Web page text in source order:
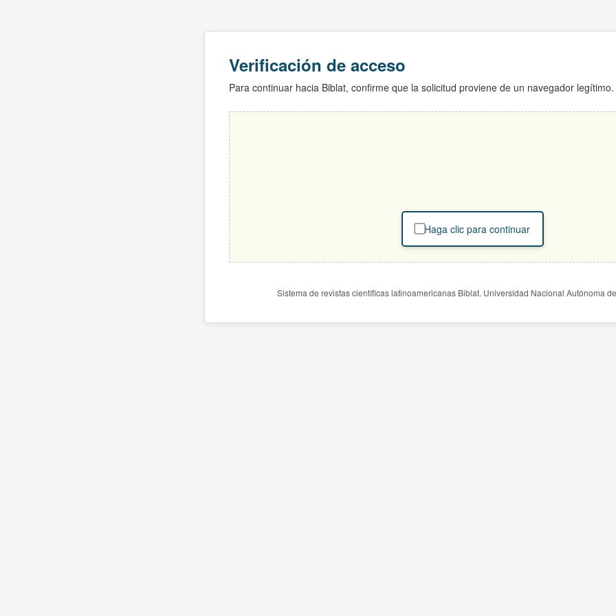
Verificación de acceso
Para continuar hacia Biblat, confirme que la solicitud proviene de un navegador legítimo.
Haga clic para continuar
Sistema de revistas científicas latinoamericanas Biblat. Universidad Nacional Autónoma